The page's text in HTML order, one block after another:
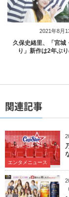
2021年8月
久保史緒里、「宮城
り」新作は2年ぶ
関連記事
エンタメニュース